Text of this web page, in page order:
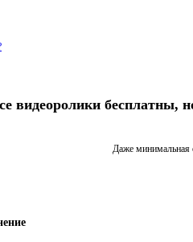
видеоролики бесплатны,
Даже минимальная